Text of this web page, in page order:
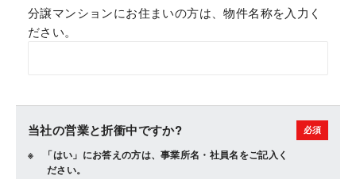
分譲マンションにお住まいの方は、物件名称を入力く
ださい。
当社の営業と折衝中ですか?
「はい」にお答えの方は、事業所名・社員名をご記入く
ださい。